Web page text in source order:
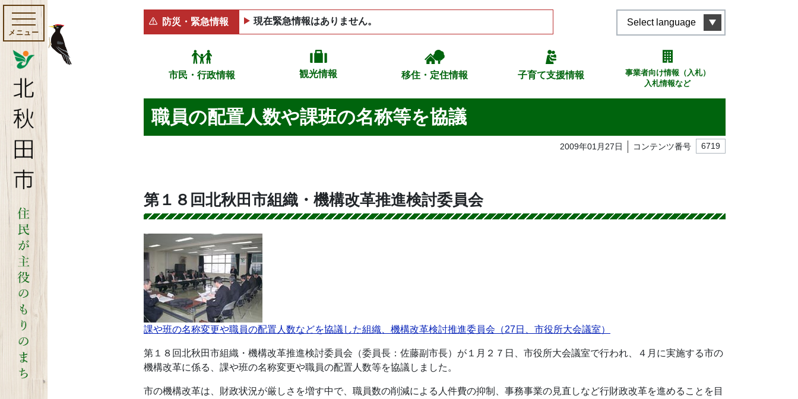
メニュー
防災・緊急情報 現在緊急情報はありません。 Select language
市民・行政情報 観光情報 移住・定住情報 子育て支援情報
事業者向け情報（入札）
入札情報など
職員の配置人数や課班の名称等を協議
2009年01月27日 コンテンツ番号 6719
第１８回北秋田市組織・機構改革推進検討委員会
課や班の名称変更や職員の配置人数などを協議した組織、機構改革検討推進委員会（27日、市役所大会議室）
第１８回北秋田市組織・機構改革推進検討委員会（委員長：佐藤副市長）が１月２７日、市役所大会議室で行われ、４月に実施する市の
機構改革に係る、課や班の名称変更や職員の配置人数等を協議しました。
市の機構改革は、財政状況が厳しさを増す中で、職員数の削減による人件費の抑制、事務事業の見直しなど行財政改革を進めることを目